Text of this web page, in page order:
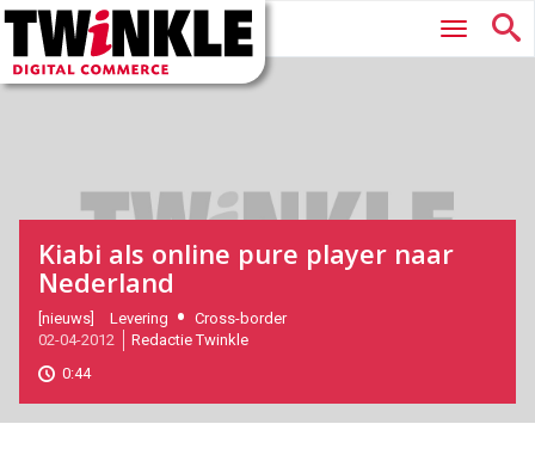
Twinkle
Digital
Commerce
Hoofdmenu
Kiabi als online pure player naar
Nederland
2012-
04-
02T12:44:00
2017-
11-
[nieuws] Levering
Cross-border
02-04-2012
Redactie Twinkle
0:44